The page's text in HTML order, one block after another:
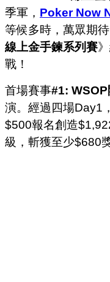
季軍， Poker Now
等候多時，萬眾期
線上金手鍊系列賽
戰！
首場賽事#1:
演。經過四場Day1
$500報名創造
級，斬獲至少$680